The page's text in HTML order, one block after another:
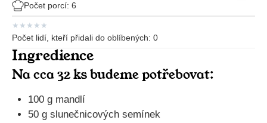
Počet porcí: 6
★ ★ ★ ★ ★
Počet lidí, kteří přidali do oblíbených: 0
Ingredience
Na cca 32 ks budeme potřebovat:
100 g mandlí
50 g slunečnicových semínek